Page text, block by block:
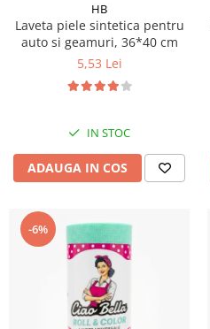
HB
Laveta piele sintetica pentru
auto si geamuri, 36*40 cm
5,53 Lei
IN STOC
ADAUGA IN COS
-6%